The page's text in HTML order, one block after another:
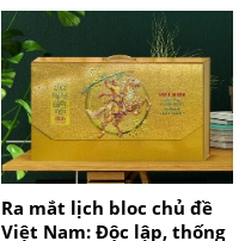
Ra mắt lịch bloc chủ đề
Việt Nam: Độc lập, thống